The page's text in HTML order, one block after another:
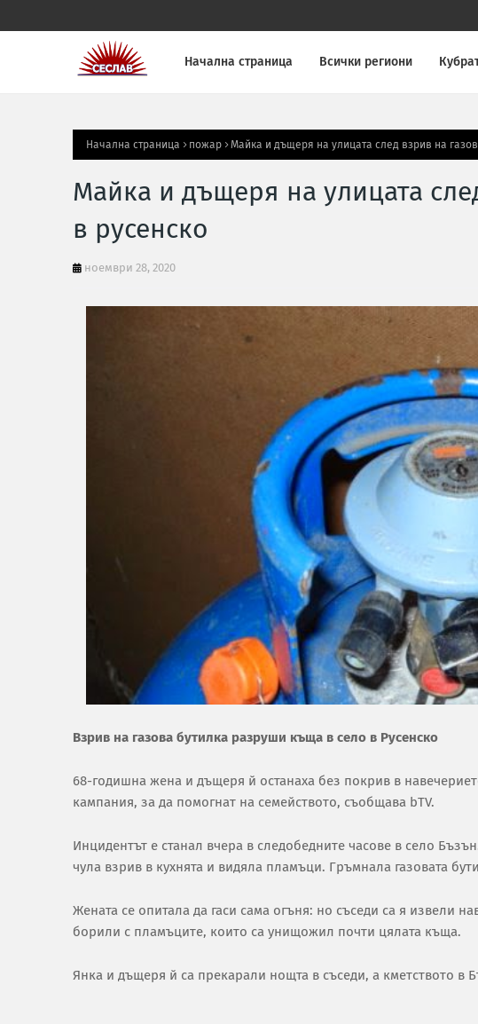
Начална страница Всички региони
Начална страница пожар Майка и дъщеря на улицата след взрив на
Майка и дъщеря на улицата
в русенско
ноември 28, 2020
Взрив на газова бутилка разруши къща в село в Русенско
68-годишна жена и дъщеря й останаха без покрив в
кампания, за да помогнат на семейството, съобщава bTV.
Инцидентът е станал вчера в следобедните часове в село
чула взрив в кухнята и видяла пламъци. Гръмнала газовата
Жената се опитала да гаси сама огъня: но съседи са я извели
борили с пламъците, които са унищожил почти цялата къща.
Янка и дъщеря й са прекарали нощта в съседи, а кметството в